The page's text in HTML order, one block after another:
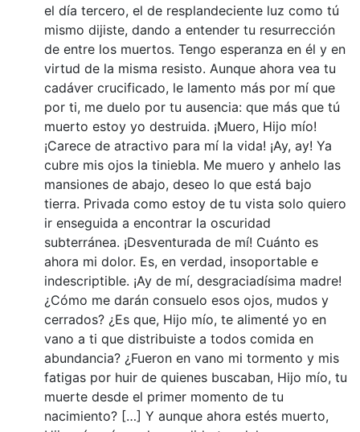
el día tercero, el de resplandeciente luz como tú
mismo dijiste, dando a entender tu resurrección
de entre los muertos. Tengo esperanza en él y en
virtud de la misma resisto. Aunque ahora vea tu
cadáver crucificado, le lamento más por mí que
por ti, me duelo por tu ausencia: que más que tú
muerto estoy yo destruida. ¡Muero, Hijo mío!
¡Carece de atractivo para mí la vida! ¡Ay, ay! Ya
cubre mis ojos la tiniebla. Me muero y anhelo las
mansiones de abajo, deseo lo que está bajo
tierra. Privada como estoy de tu vista solo quiero
ir enseguida a encontrar la oscuridad
subterránea. ¡Desventurada de mí! Cuánto es
ahora mi dolor. Es, en verdad, insoportable e
indescriptible. ¡Ay de mí, desgraciadísima madre!
¿Cómo me darán consuelo esos ojos, mudos y
cerrados? ¿Es que, Hijo mío, te alimenté yo en
vano a ti que distribuiste a todos comida en
abundancia? ¿Fueron en vano mi tormento y mis
fatigas por huir de quienes buscaban, Hijo mío, tu
muerte desde el primer momento de tu
nacimiento? […] Y aunque ahora estés muerto,